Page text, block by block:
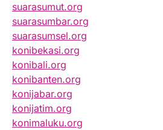
suarasumut.org
suarasumbar.org
suarasumsel.org
konibekasi.org
konibali.org
konibanten.org
konijabar.org
konijatim.org
konimaluku.org